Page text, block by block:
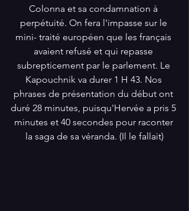
Colonna et sa condamnation à
perpétuité. On fera l'impasse sur le
mini- traité européen que les français
avaient refusé et qui repasse
subrepticement par le parlement. Le
Kapouchnik va durer 1 H 43. Nos
phrases de présentation du début ont
duré 28 minutes, puisqu'Hervée a pris 5
minutes et 40 secondes pour raconter
la saga de sa véranda. (Il le fallait)